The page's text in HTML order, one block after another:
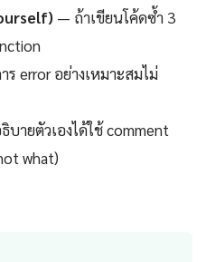
— ถ้าเขียนโค้ดซ้ำ 3
ร error อย่างเหมาะสมไม่
ายตัวเองได้ใช้ comment
what)